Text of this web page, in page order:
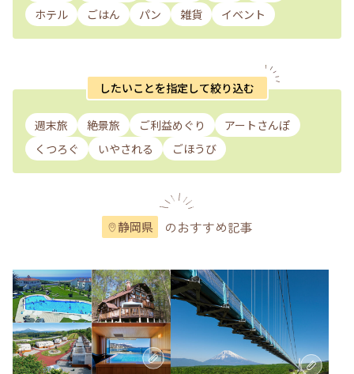
ホテル
ごはん パン 雑貨 イベント
したいことを指定して絞り込む
週末旅 絶景旅 ご利益めぐり
アートさんぽ
くつろぐ
いやされる ごほうび
静岡県 のおすすめ記事